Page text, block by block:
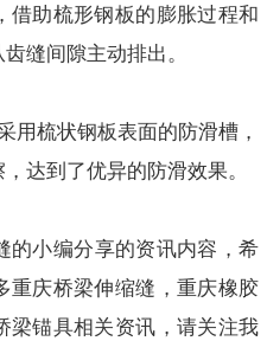
借助梳形钢板的膨胀过程和
缝间隙主动排出。
梳状钢板表面的防滑槽，
达到了优异的防滑效果。
的小编分享的资讯内容，希
重庆桥梁伸缩缝，重庆橡胶
梁锚具相关资讯，请关注我